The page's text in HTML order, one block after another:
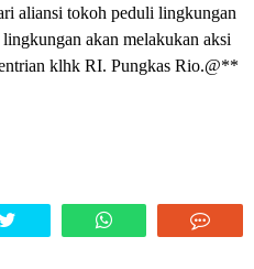
aliansi tokoh peduli lingkungan
akan melakukan aksi
klhk RI. Pungkas Rio.@**